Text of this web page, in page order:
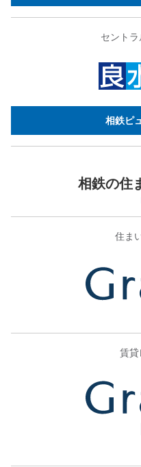
セント
相鉄ピ
相鉄の住
住ま
賃貸